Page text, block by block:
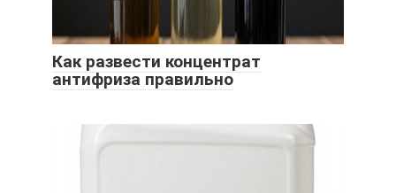
Как развести концентрат
антифриза правильно